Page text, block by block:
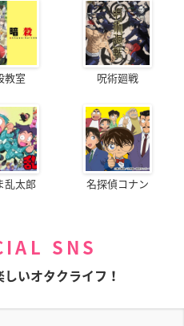
教室 呪術廻戦
乱太郎 名探偵コナン
SNS
いオタクライフ！